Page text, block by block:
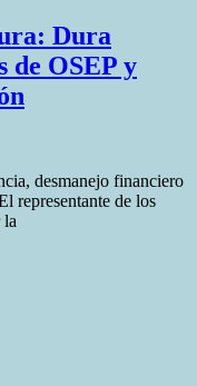
Dura
de OSEP y
desmanejo financiero
representante de los
la